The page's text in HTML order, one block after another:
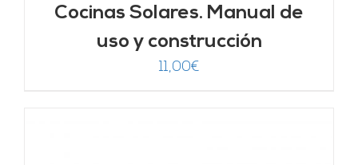
Cocinas Solares. Manual de
uso y construcción
11,00€